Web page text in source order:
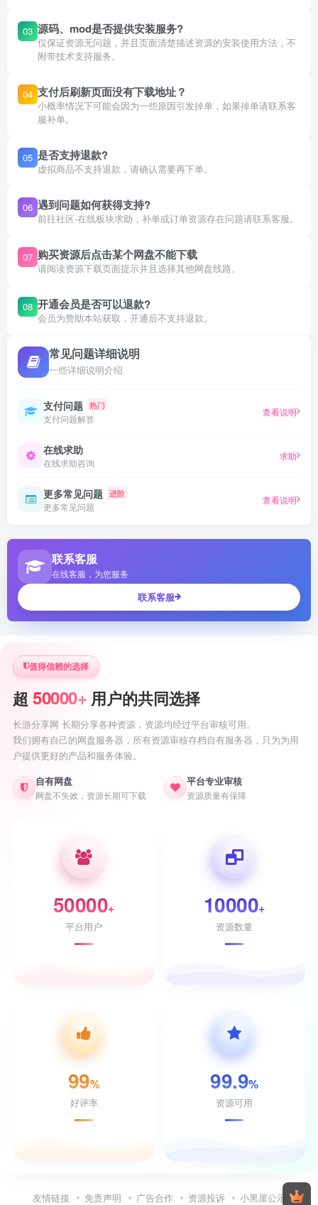
03 源码、mod是否提供安装服务?
仅保证资源无问题，并且页面清楚描述资源的安装使用方法，不
附带技术支持服务。
04 支付后刷新页面没有下载地址？
小概率情况下可能会因为一些原因引发掉单，如果掉单请联系客
服补单。
05 是否支持退款?
虚拟商品不支持退款，请确认需要再下单。
06 遇到问题如何获得支持?
前往社区-在线板块求助，补单或订单资源存在问题请联系客服。
07 购买资源后点击某个网盘不能下载
请阅读资源下载页面提示并且选择其他网盘线路。
08 开通会员是否可以退款?
会员为赞助本站获取，开通后不支持退款。
常见问题详细说明
一些详细说明介绍
支付问题 热门
支付问题解答
查看说明
在线求助
在线求助咨询
求助
更多常见问题 进阶
更多常见问题
查看说明
联系客服
在线客服，为您服务
联系客服
值得信赖的选择
超 50000+ 用户的共同选择
长游分享网 长期分享各种资源，资源均经过平台审核可用。
我们拥有自己的网盘服务器，所有资源审核存档自有服务器，只为为用
户提供更好的产品和服务体验。
自有网盘
网盘不失效，资源长期可下载
平台专业审核
资源质量有保障
50000+
平台用户
10000+
资源数量
99%
好评率
99.9%
资源可用
友情链接 免责声明 广告合作 资源投诉 小黑屋公示